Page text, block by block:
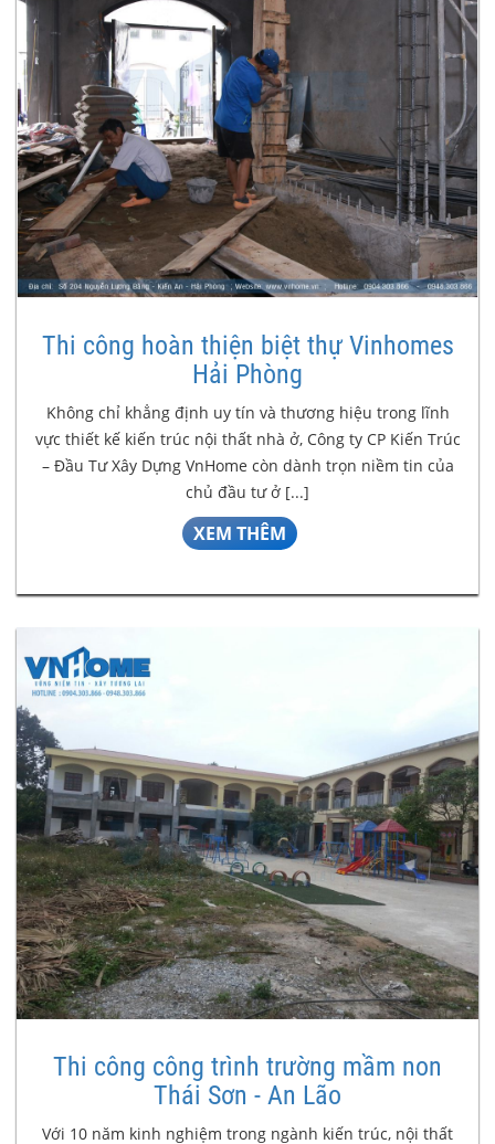
Thi công hoàn thiện biệt thự Vinhomes
Hải Phòng
Không chỉ khẳng định uy tín và thương hiệu trong lĩnh
vực thiết kế kiến trúc nội thất nhà ở, Công ty CP Kiến Trúc
– Đầu Tư Xây Dựng VnHome còn dành trọn niềm tin của
chủ đầu tư ở [...]
XEM THÊM
Thi công công trình trường mầm non
Thái Sơn - An Lão
Với 10 năm kinh nghiệm trong ngành kiến trúc, nội thất